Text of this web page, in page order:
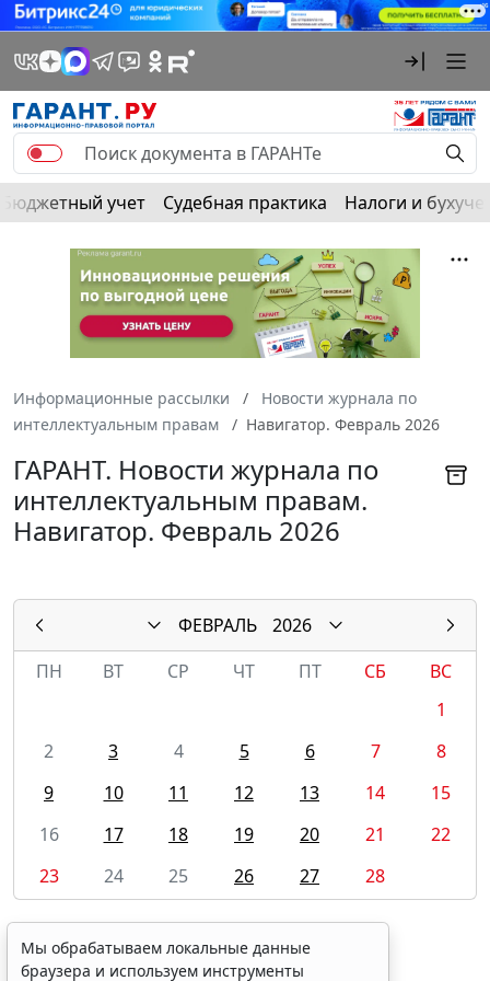
Бюджетный учет Судебная практика Налоги и
Информационные рассылки
Новости журнала по
интеллектуальным правам
Навигатор. Февраль 2026
ГАРАНТ. Новости журнала по
интеллектуальным правам.
Навигатор. Февраль 2026
ФЕВРАЛЬ
2026
ПН
ВТ СР ЧТ ПТ СБ
ВС
1
2
3 4 5 6 7
8
9
10 11 12 13 14
15
16
17 18 19 20 21
22
23
24 25 26 27 28
Мы обрабатываем локальные данные
браузера и используем инструменты